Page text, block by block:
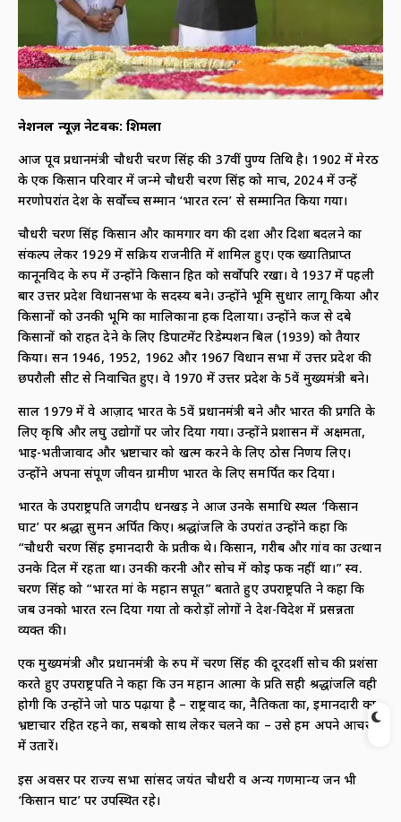
नेशनल न्यूज़ नेटवर्क: शिमला
आज पूर्व प्रधानमंत्री चौधरी चरण सिंह की 37वीं पुण्य तिथि है। 1902 में मेरठ
के एक किसान परिवार में जन्मे चौधरी चरण सिंह को मार्च, 2024 में उन्हें
मरणोपरांत देश के सर्वोच्च सम्मान ‘भारत रत्न’ से सम्मानित किया गया।
चौधरी चरण सिंह किसान और कामगार वर्ग की दशा और दिशा बदलने का
संकल्प लेकर 1929 में सक्रिय राजनीति में शामिल हुए। एक ख्यातिप्राप्त
कानूनविद के रुप में उन्होंने किसान हित को सर्वोपरि रखा। वे 1937 में पहली
बार उत्तर प्रदेश विधानसभा के सदस्य बने। उन्होंने भूमि सुधार लागू किया और
किसानों को उनकी भूमि का मालिकाना हक दिलाया। उन्होंने कर्ज से दबे
किसानों को राहत देने के लिए डिपार्टमेंट रिडेम्पशन बिल (1939) को तैयार
किया। सन 1946, 1952, 1962 और 1967 विधान सभा में उत्तर प्रदेश की
छपरौली सीट से निर्वाचित हुए। वे 1970 में उत्तर प्रदेश के 5वें मुख्यमंत्री बने।
साल 1979 में वे आज़ाद भारत के 5वें प्रधानमंत्री बने और भारत की प्रगति के
लिए कृषि और लघु उद्योगों पर जोर दिया गया। उन्होंने प्रशासन में अक्षमता,
भाई-भतीजावाद और भ्रष्टाचार को खत्म करने के लिए ठोस निर्णय लिए।
उन्होंने अपना संपूर्ण जीवन ग्रामीण भारत के लिए समर्पित कर दिया।
भारत के उपराष्ट्रपति जगदीप धनखड़ ने आज उनके समाधि स्थल ‘किसान
घाट’ पर श्रद्धा सुमन अर्पित किए। श्रद्धांजलि के उपरांत उन्होंने कहा कि
“चौधरी चरण सिंह ईमानदारी के प्रतीक थे। किसान, गरीब और गांव का उत्थान
उनके दिल में रहता था। उनकी करनी और सोच में कोई फर्क नहीं था।” स्व.
चरण सिंह को “भारत मां के महान सपूत” बताते हुए उपराष्ट्रपति ने कहा कि
जब उनको भारत रत्न दिया गया तो करोड़ों लोगों ने देश-विदेश में प्रसन्नता
व्यक्त की।
एक मुख्यमंत्री और प्रधानमंत्री के रुप में चरण सिंह की दूरदर्शी सोच की प्रशंसा
करते हुए उपराष्ट्रपति ने कहा कि उन महान आत्मा के प्रति सही श्रद्धांजलि वही
होगी कि उन्होंने जो पाठ पढ़ाया है – राष्ट्रवाद का, नैतिकता का, ईमानदारी का,
भ्रष्टाचार रहित रहने का, सबको साथ लेकर चलने का – उसे हम अपने आचरण
में उतारें।
इस अवसर पर राज्य सभा सांसद जयंत चौधरी व अन्य गणमान्य जन भी
‘किसान घाट’ पर उपस्थित रहे।